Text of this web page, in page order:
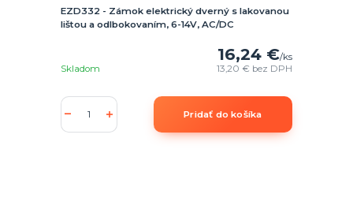
EZD332 - Zámok elektrický dverný s lakovanou
lištou a odlbokovaním, 6-14V, AC/DC
16,24 €/ks
13,20 € bez DPH
Skladom
Pridať do košíka